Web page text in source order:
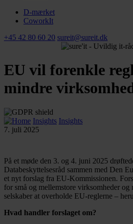
D-mærket
CoworkIt
+45 42 80 60 20 sureit@sureit.dk
EU vil forenkle
mindre
Insights Insights
7. juli 2025
På et møde den 3. og 4. juni 2025
Databeskyttelsesråd sammen med Den
et nyt forslag fra EU-Kommissionen.
for små og mellemstore virksomheder og
selskaber at overholde EU-reglerne –
Hvad handler forslaget om?